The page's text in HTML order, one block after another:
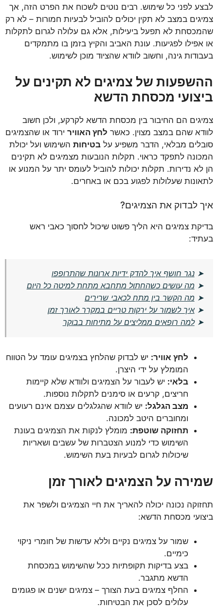
לבצע לפני כל שימוש. רבים נוטים לשכוח את הפרט הזה, אך
צמיגים במצב לא תקין יכולים להוביל לבעיות חמורות – לא רק
שהמכסחת לא תפעל ביעילות, אלא גם עלולה לגרום לתקלות
או אפילו לפגיעות. עונת האביב והקיץ בזמן בו מתמקדים
בעבודות גינה, וחשוב לוודא שהציוד מוכן לשימוש.
ההשפעות של צמיגים לא תקינים על
ביצועי מכסחת הדשא
צמיגים הם החיבור בין מכסחת הדשא לקרקע, ולכן חשוב
לוודא שהם במצב מצוין. כאשר לחץ האוויר ירוד או שהצמיגים
סובלים מבלאי, הדבר משפיע על בטיחות השימוש ועל יכולת
המכונה לתפקד כראוי. תקלות הנובעות מצמיגים לא תקינים
הן לא נדירות. תקלות יכולות להוביל לעומס יתר על המנוע או
לתאונות שעלולות לפגוע בכם או באחרים.
איך לבדוק את הצמיגים?
בדיקת צמיגים היא הליך פשוט שיכול לחסוך כאבי ראש
בעתיד:
➤נגר חושף איך להדק ידיות ארונות שהתרופפו
➤ מה עושים כשהחתול מתחבא מתחת למיטה כל היום
➤ מה הקשר בין מתח לכאבי שרירים
➤איך לשמור על ירקות טריים במקרר לאורך זמן
➤למה רופאים ממליצים על מתיחות בבוקר
לחץ אוויר: יש לבדוק שהלחץ בצמיגים עומד על הטווח
המומלץ על ידי היצרן.
בלאי: יש לעבור על הצמיגים ולוודא שלא קיימות
חריצים, קרעים או סימנים לתקלות נוספות.
מצב הגלגל: יש לוודא שהגלגלים עצמם אינם רעועים
ומחוברים היטב למכונה.
תחזוקה שוטפת: מומלץ לנקות את הצמיגים בעונת
השימוש כדי למנוע הצטברות של עשבים ושאריות
שיכולות לגרום לבעיות בעת השימוש.
שמירה על הצמיגים לאורך זמן
תחזוקה נכונה יכולה להאריך את חיי הצמיגים ולשפר את
ביצועי מכסחת הדשא:
שמור על צמיגים נקיים וללא עדשות של חומרי ניקוי
כימיים.
בצע בדיקות תקופתיות ככל שהשימוש במכסחת
הדשא מתגבר.
החלף צמיגים בעת הצורך – צמיגים ישנים או פגומים
עלולים לסכן את הבטיחות.